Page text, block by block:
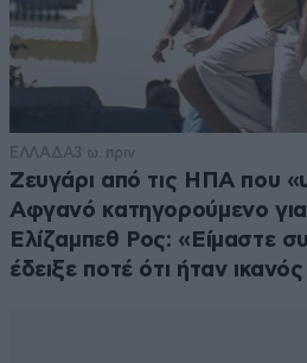
ΕΛΛΑΔΑ3 ω. πριν
Ζευγάρι από τις ΗΠΑ που
Αφγανό κατηγορούμενο
Ελίζαμπεθ Ρος: «Είμαστε
έδειξε ποτέ ότι ήταν ικανός